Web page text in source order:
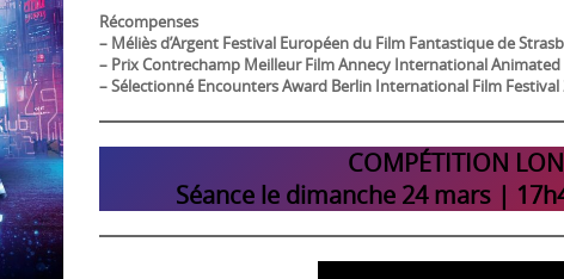
Récompenses
– Méliès d’Argent Festival Européen du Film Fantastique de
– Prix Contrechamp Meilleur Film Annecy International Animated
– Sélectionné Encounters Award Berlin International Film Festival
COMPÉTITION
Séance le dimanche 24 mars |